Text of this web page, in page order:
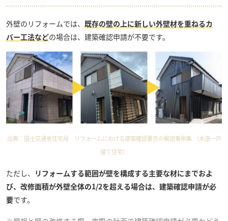
外壁のリフォームでは、 既存の壁の上に新しい外壁材を重ねるカ
バー工法などの場合は、建築確認申請が不要です。
出典： 国土交通省住宅局 リフォームにおける建築確認要否の解説事例集 （木造一戸
建て住宅）
ただし、 リフォームする範囲が壁を構成する主要な材にまでおよ
び、改修面積が外壁全体の1/2を超える場合は、建築確認申請が必
要です。